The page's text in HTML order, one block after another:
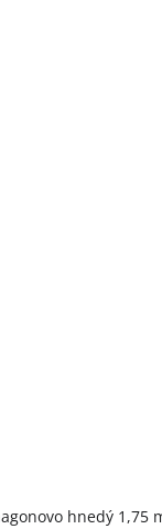
hnedý 1,75